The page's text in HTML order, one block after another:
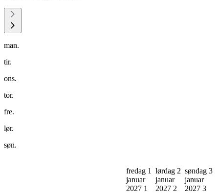
man.
tir.
ons.
tor.
fre.
lør.
søn.
fredag 1
januar
2027 1
lørdag 2
januar
2027 2
søndag 3
januar
2027 3